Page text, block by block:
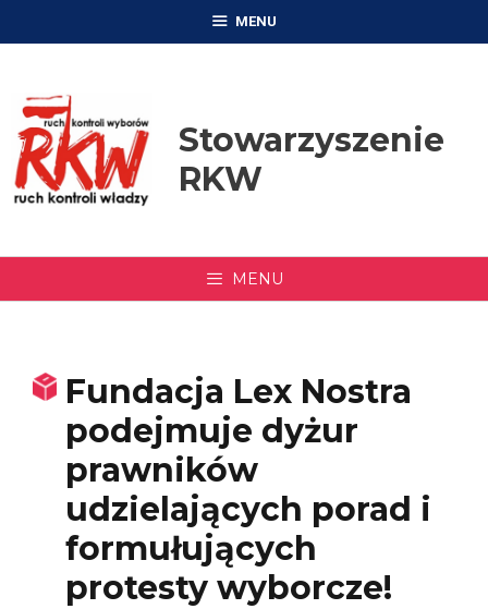
MENU
Stowarzyszenie
RKW
MENU
Fundacja Lex Nostra
podejmuje dyżur
prawników
udzielających porad i
formułujących
protesty wyborcze!